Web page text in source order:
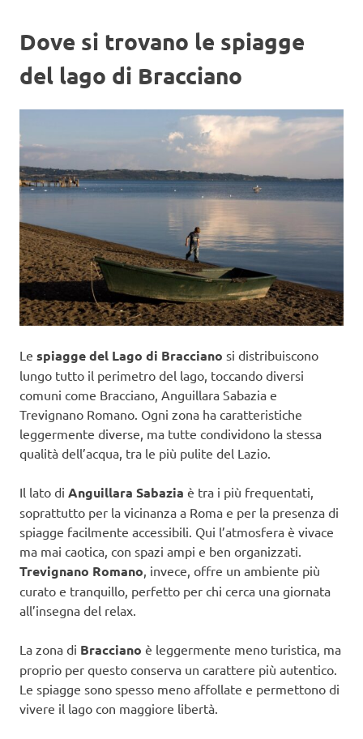
Dove si trovano le spiagge
del lago di Bracciano
Le spiagge del Lago di Bracciano si distribuiscono
lungo tutto il perimetro del lago, toccando diversi
comuni come Bracciano, Anguillara Sabazia e
Trevignano Romano. Ogni zona ha caratteristiche
leggermente diverse, ma tutte condividono la stessa
qualità dell’acqua, tra le più pulite del Lazio.
Il lato di Anguillara Sabazia è tra i più frequentati,
soprattutto per la vicinanza a Roma e per la presenza di
spiagge facilmente accessibili. Qui l’atmosfera è vivace
ma mai caotica, con spazi ampi e ben organizzati.
Trevignano Romano, invece, offre un ambiente più
curato e tranquillo, perfetto per chi cerca una giornata
all’insegna del relax.
La zona di Bracciano è leggermente meno turistica, ma
proprio per questo conserva un carattere più autentico.
Le spiagge sono spesso meno affollate e permettono di
vivere il lago con maggiore libertà.